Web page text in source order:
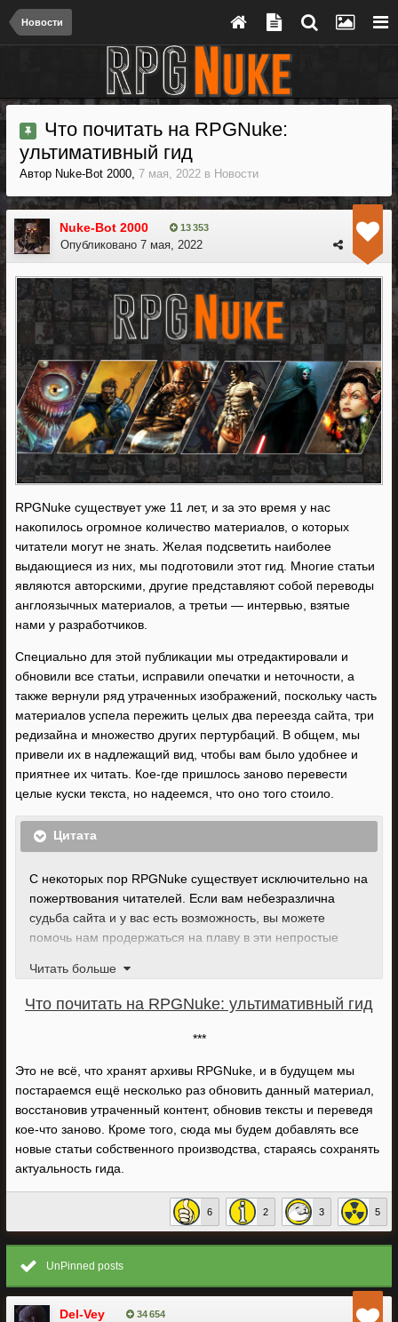
Новости
Что почитать на RPGNuke:
ультимативный гид
Автор Nuke-Bot 2000, 7 мая, 2022 в Новости
Nuke-Bot 2000 13 353
Опубликовано 7 мая, 2022
RPGNuke существует уже 11 лет, и за это время у нас
накопилось огромное количество материалов, о которых
читатели могут не знать. Желая подсветить наиболее
выдающиеся из них, мы подготовили этот гид. Многие статьи
являются авторскими, другие представляют собой переводы
англоязычных материалов, а третьи — интервью, взятые
нами у разработчиков.
Специально для этой публикации мы отредактировали и
обновили все статьи, исправили опечатки и неточности, а
также вернули ряд утраченных изображений, поскольку часть
материалов успела пережить целых два переезда сайта, три
редизайна и множество других пертурбаций. В общем, мы
привели их в надлежащий вид, чтобы вам было удобнее и
приятнее их читать. Кое-где пришлось заново перевести
целые куски текста, но надеемся, что оно того стоило.
Цитата
С некоторых пор RPGNuke существует исключительно на
пожертвования читателей. Если вам небезразлична
судьба сайта и у вас есть возможность, вы можете
помочь нам продержаться на плаву в эти непростые
Tinkoff: 5536 9139 0209 8496
Читать больше
Что почитать на RPGNuke: ультимативный гид
***
Это не всё, что хранят архивы RPGNuke, и в будущем мы
постараемся ещё несколько раз обновить данный материал,
восстановив утраченный контент, обновив тексты и переведя
кое-что заново. Кроме того, сюда мы будем добавлять все
новые статьи собственного производства, стараясь сохранять
актуальность гида.
6 2 3 5
UnPinned posts
Del-Vey 34 654